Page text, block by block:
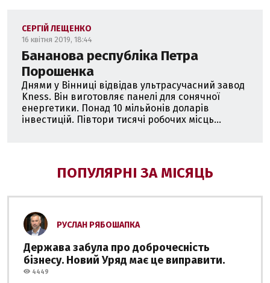
СЕРГІЙ ЛЕЩЕНКО
16 квітня 2019, 18:44
Бананова республіка Петра
Порошенка
Днями у Вінниці відвідав ультрасучасний завод
Kness. Він виготовляє панелі для сонячної
енергетики. Понад 10 мільйонів доларів
інвестицій. Півтори тисячі робочих місць...
ПОПУЛЯРНІ ЗА МІСЯЦЬ
РУСЛАН РЯБОШАПКА
Держава забула про доброчесність
бізнесу. Новий Уряд має це виправити.
4449